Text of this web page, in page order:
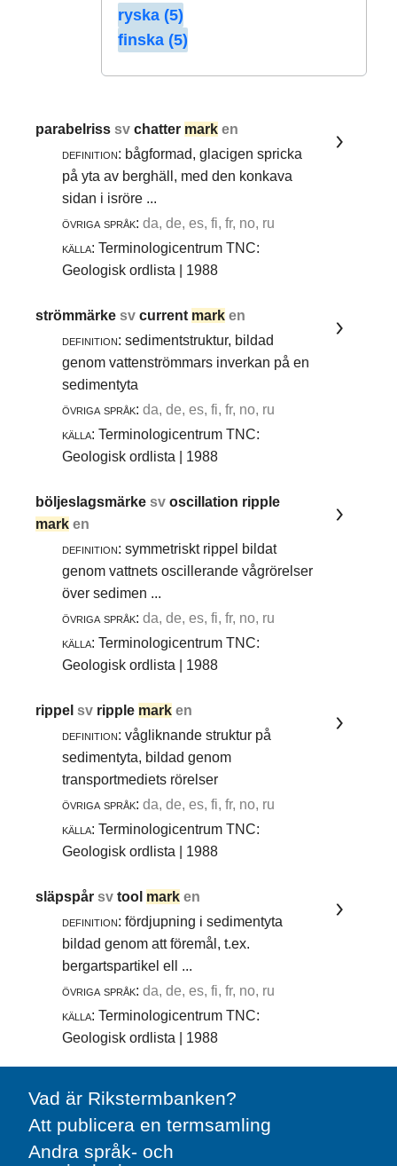
ryska (5)
finska (5)
parabelrisssvchatter mark en
definition: bågformad, glacigen spricka
på yta av berghäll, med den konkava
sidan i isröre ...
övriga språk: da, de, es, fi, fr, no, ru
källa: Terminologicentrum TNC:
Geologisk ordlista | 1988
strömmärkesvcurrent mark en
definition: sedimentstruktur, bildad
genom vattenströmmars inverkan på en
sedimentyta
övriga språk: da, de, es, fi, fr, no, ru
källa: Terminologicentrum TNC:
Geologisk ordlista | 1988
böljeslagsmärkesvoscillation ripple
mark en
definition: symmetriskt rippel bildat
genom vattnets oscillerande vågrörelser
över sedimen ...
övriga språk: da, de, es, fi, fr, no, ru
källa: Terminologicentrum TNC:
Geologisk ordlista | 1988
rippelsv ripple mark en
definition: vågliknande struktur på
sedimentyta, bildad genom
transportmediets rörelser
övriga språk: da, de, es, fi, fr, no, ru
källa: Terminologicentrum TNC:
Geologisk ordlista | 1988
släpspårsvtool mark en
definition: fördjupning i sedimentyta
bildad genom att föremål, t.ex.
bergartspartikel ell ...
övriga språk: da, de, es, fi, fr, no, ru
källa: Terminologicentrum TNC:
Geologisk ordlista | 1988
Vad är Rikstermbanken?
Att publicera en termsamling
Andra språk- och